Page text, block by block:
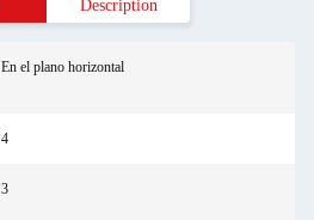
Description
En el plano horizontal
4
3